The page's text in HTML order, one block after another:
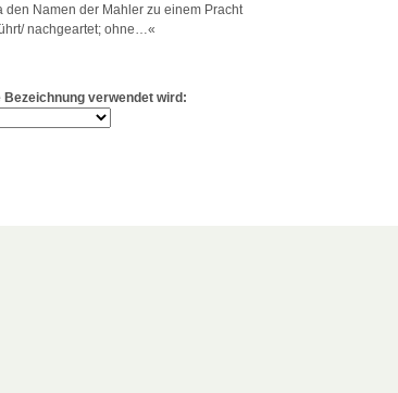
den Namen der Mahler zu einem Pracht
nachgeartet; ohne…«
verwendet wird: